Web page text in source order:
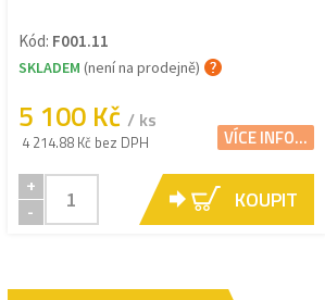
Kód: F001.11
SKLADEM (není na prodejně)
5 100 Kč / ks
4 214.88 Kč bez DPH VÍCE INFO...
+
-
KOUPIT